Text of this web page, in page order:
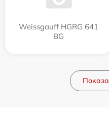
Weissgauff HGRG 641
BG